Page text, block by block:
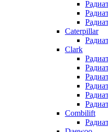
Caterpillar
Clark
Combilift